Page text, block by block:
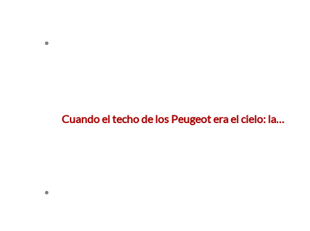
Cuando el techo de los Peugeot era el cielo: la…